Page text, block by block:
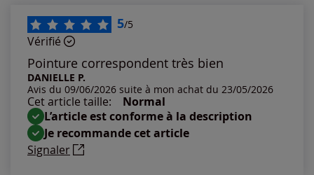
Les plus récents
Les plus anciens
Notes les plus élevées
Notes les plus basses
5/5
Vérifié
Pointure correspondent très bien
DANIELLE P.
Avis du 09/06/2026 suite à mon achat du 23/05/2026
Cet article taille:
Normal
L’article est conforme à la description
Je recommande cet article
Signaler